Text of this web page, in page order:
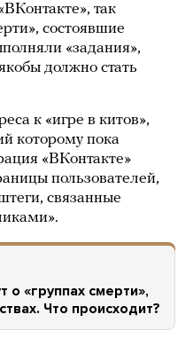
так
состоявшие
«задания»,
должно стать
к «игре в китов»,
которому пока
«ВКонтакте»
пользователей,
связанные
о «группах смерти»,
Что происходит?